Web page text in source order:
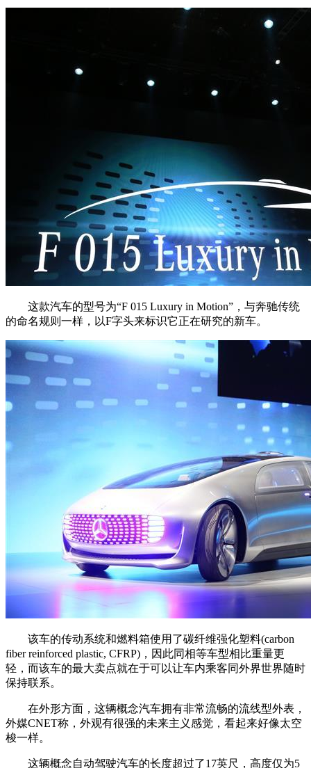
这款汽车的型号为“F 015 Luxury in Motion”，与奔驰传统
的命名规则一样，以F字头来标识它正在研究的新车。
该车的传动系统和燃料箱使用了碳纤维强化塑料(carbon
fiber reinforced plastic, CFRP)，因此同相等车型相比重量更
轻，而该车的最大卖点就在于可以让车内乘客同外界世界随时
保持联系。
在外形方面，这辆概念汽车拥有非常流畅的流线型外表，
外媒CNET称，外观有很强的未来主义感觉，看起来好像太空
梭一样。
这辆概念自动驾驶汽车的长度超过了17英尺，高度仅为5